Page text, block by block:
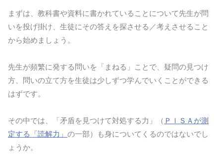
まずは、教科書や資料に書かれていることについて先生が問
いを投げ掛け、生徒にその答えを探させる／考えさせること
から始めましょう。
先生が頻繁に発する問いを「まねる」ことで、疑問の見つけ
方、問いの立て方を生徒は少しずつ学んでいくことができる
はずです。
その中では、「矛盾を見つけて対処する力」（ ＰＩＳＡが測
定する「読解力」 の一部）も身についてくるのではないでし
ょうか。